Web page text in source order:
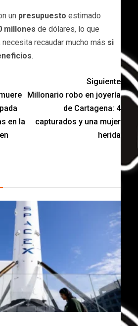
un presupuesto estimado
millones de dólares, lo que
recaudar mucho más si
.
en la
Siguiente
Millonario robo en joyería
de Cartagena: 4
capturados y una mujer
herida